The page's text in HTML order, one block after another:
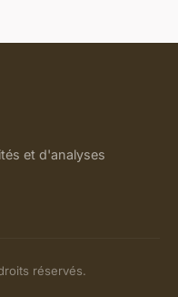
et d'analyses
réservés.